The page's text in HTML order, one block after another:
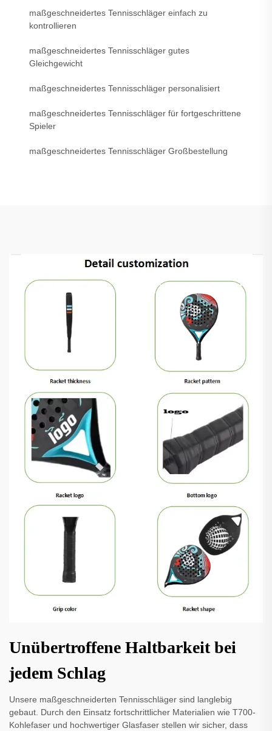
maßgeschneidertes Tennisschläger einfach zu
kontrollieren
maßgeschneidertes Tennisschläger gutes
Gleichgewicht
maßgeschneidertes Tennisschläger personalisiert
maßgeschneidertes Tennisschläger für fortgeschrittene
Spieler
maßgeschneidertes Tennisschläger Großbestellung
Unübertroffene Haltbarkeit bei
jedem Schlag
Unsere maßgeschneiderten Tennisschläger sind langlebig
gebaut. Durch den Einsatz fortschrittlicher Materialien wie T700-
Kohlefaser und hochwertiger Glasfaser stellen wir sicher, dass